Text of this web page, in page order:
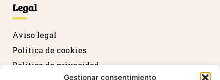
Gestionar consentimiento
Legal
Aviso legal
Política de cookies
Política de privacidad